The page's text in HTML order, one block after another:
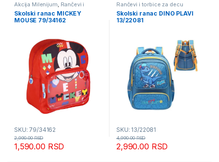
Akcija Milenijum, Rančevi i
torbice za decu
Skolski ranac MICKEY
MOUSE 79/34162
SKU: 79/34162
1,590.00 RSD
2,990.00RSD
Rančevi i torbice za decu
Skolski ranac DINO PLAVI
13/22081
SKU: 13/22081
2,990.00 RSD
4,990.00RSD